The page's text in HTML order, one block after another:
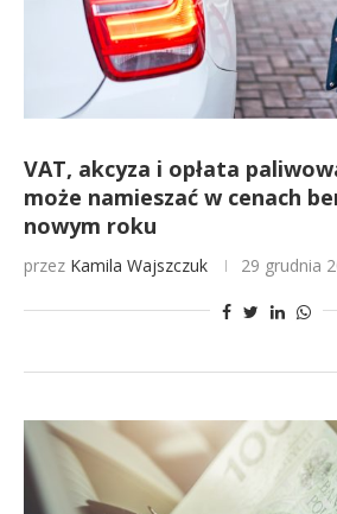
VAT, akcyza i opłata
może namieszać w cenach
nowym roku
przez Kamila Wajszczuk 29 grudnia